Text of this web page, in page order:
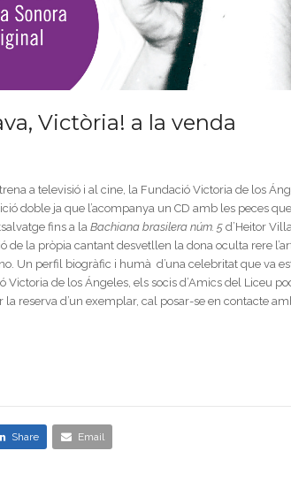
Victòria! a la venda
a televisió i al cine, la Fundació Victoria de los
doble ja que l’acompanya un CD amb les peces
fins a laBachiana brasilera núm. 5 d’Heitor
de la pròpia cantant desvetllen la dona oculta rere
Un perfil biogràfic i humà d’una celebritat que va
Victoria de los Ángeles, els socis d’Amics del Liceu
reserva d’un exemplar, cal posar-se en contacte
Share Email